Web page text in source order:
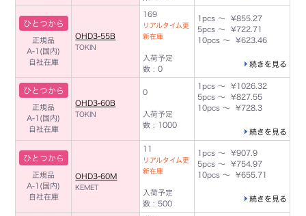
ひとつから
正規品
A-1(国内)
自社在庫
OHD3-55B
TOKIN
169
リアルタイム更
新在庫
入荷予定
数 : 0
1pcs ～ ¥855.27
5pcs ～ ¥722.71
10pcs ～ ¥623.46
続きを見る
ひとつから
正規品
A-1(国内)
自社在庫
OHD3-60B
TOKIN
0
入荷予定
数 : 1000
1pcs ～ ¥1026.32
5pcs ～ ¥827.55
10pcs ～ ¥728.3
続きを見る
ひとつから
正規品
A-1(国内)
自社在庫
OHD3-60M
KEMET
11
リアルタイム更
新在庫
入荷予定
数 : 500
1pcs ～ ¥907.9
5pcs ～ ¥754.97
10pcs ～ ¥655.71
続きを見る